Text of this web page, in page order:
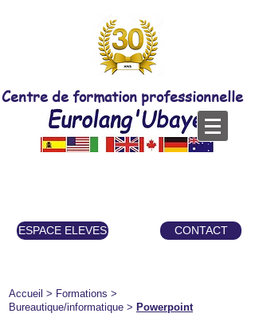
Centre de formation professionnelle
ESPACE ELEVES CONTACT
Accueil > Formations >
Bureautique/informatique > Powerpoint